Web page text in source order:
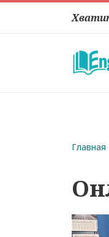
Главная